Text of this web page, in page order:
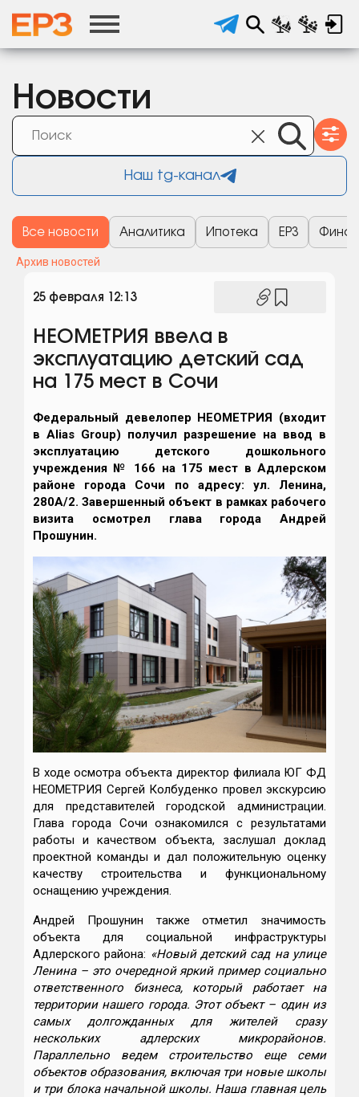
Новости
Наш tg-канал
Все новости Аналитика Ипотека ЕРЗ
Архив новостей
25 февраля 12:13
НЕОМЕТРИЯ ввела в
эксплуатацию детский сад
на 175 мест в Сочи
Федеральный девелопер НЕОМЕТРИЯ (входит
в Alias Group) получил разрешение на ввод в
эксплуатацию детского дошкольного
учреждения № 166 на 175 мест в Адлерском
районе города Сочи по адресу: ул. Ленина,
280А/2. Завершенный объект в рамках рабочего
визита осмотрел глава города Андрей
Прошунин.
В ходе осмотра объекта директор филиала ЮГ ФД
НЕОМЕТРИЯ Сергей Колбуденко провел экскурсию
для представителей городской администрации.
Глава города Сочи ознакомился с результатами
работы и качеством объекта, заслушал доклад
проектной команды и дал положительную оценку
качеству строительства и функциональному
оснащению учреждения.
Андрей Прошунин также отметил значимость
объекта для социальной инфраструктуры
Адлерского района: «Новый детский сад на улице
Ленина –это очередной яркий пример социально
ответственного бизнеса, который работает на
территории нашего города. Этот объект – один из
самых долгожданных для жителей сразу
нескольких адлерских микрорайонов.
Параллельно ведем строительство еще семи
объектов образования, включая три новые школы
и три блока начальной школы. Наша главная цель